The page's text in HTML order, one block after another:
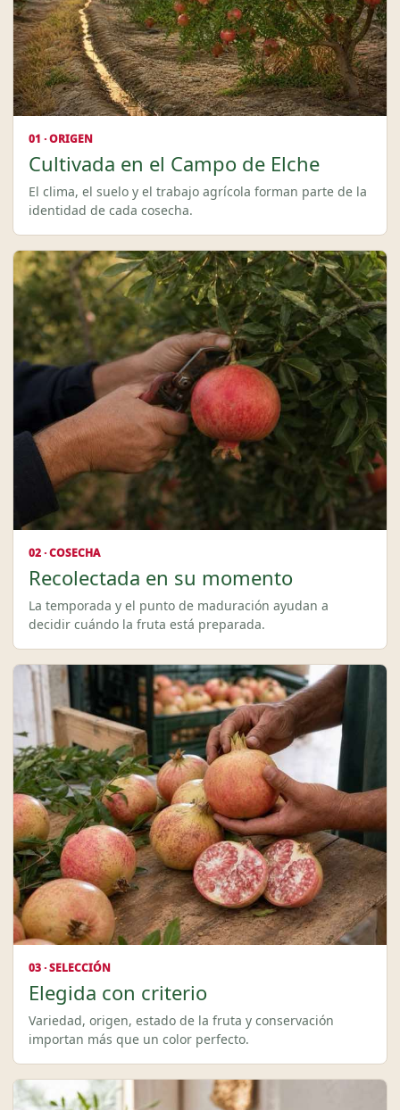
01 · ORIGEN
Cultivada en el Campo de Elche
El clima, el suelo y el trabajo agrícola forman parte de la
identidad de cada cosecha.
02 · COSECHA
Recolectada en su momento
La temporada y el punto de maduración ayudan a
decidir cuándo la fruta está preparada.
03 · SELECCIÓN
Elegida con criterio
Variedad, origen, estado de la fruta y conservación
importan más que un color perfecto.